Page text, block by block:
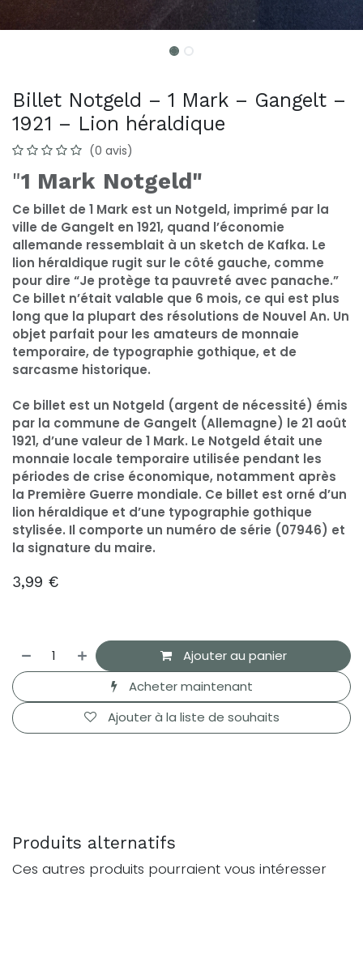
Billet Notgeld – 1 Mark – Gangelt –
1921 – Lion héraldique
(0 avis)
"1 Mark Notgeld"
Ce billet de 1 Mark est un Notgeld, imprimé par la
ville de Gangelt en 1921, quand l’économie
allemande ressemblait à un sketch de Kafka. Le
lion héraldique rugit sur le côté gauche, comme
pour dire “Je protège ta pauvreté avec panache.”
Ce billet n’était valable que 6 mois, ce qui est plus
long que la plupart des résolutions de Nouvel An. Un
objet parfait pour les amateurs de monnaie
temporaire, de typographie gothique, et de
sarcasme historique.
Ce billet est un Notgeld (argent de nécessité) émis
par la commune de Gangelt (Allemagne) le 21 août
1921, d’une valeur de 1 Mark. Le Notgeld était une
monnaie locale temporaire utilisée pendant les
périodes de crise économique, notamment après
la Première Guerre mondiale. Ce billet est orné d’un
lion héraldique et d’une typographie gothique
stylisée. Il comporte un numéro de série (07946) et
la signature du maire.
3,99 €
Ajouter au panier
Acheter maintenant
Ajouter à la liste de souhaits
Produits alternatifs
Ces autres produits pourraient vous intéresser